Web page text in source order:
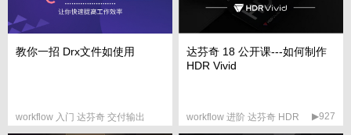
教你一招 Drx文件如使用
workflow 入门 达芬奇 交付输出
达芬奇 18 公开课---如何制作
HDR Vivid
workflow 进阶 达芬奇 HDR ▶927